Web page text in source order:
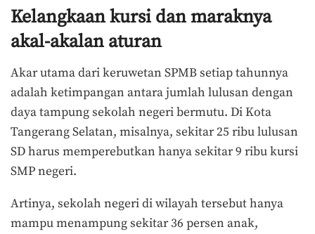
Kelangkaan kursi dan maraknya
akal-akalan aturan
Akar utama dari keruwetan SPMB setiap tahunnya
adalah ketimpangan antara jumlah lulusan dengan
daya tampung sekolah negeri bermutu. Di Kota
Tangerang Selatan, misalnya, sekitar 25 ribu lulusan
SD harus memperebutkan hanya sekitar 9 ribu kursi
SMP negeri.
Artinya, sekolah negeri di wilayah tersebut hanya
mampu menampung sekitar 36 persen anak,